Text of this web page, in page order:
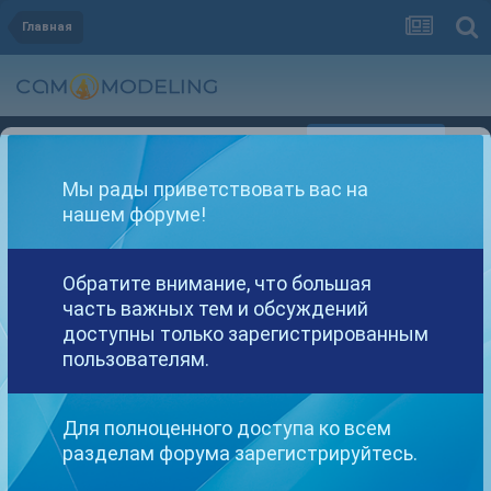
Главная
Уже зарегистрированы? Войти
Другие варианты поиска
Найдено: 1 результат
СОРТИРОВКА
Мы рады приветствовать вас на
нашем форуме!
Обратите внимание, что большая
часть важных тем и обсуждений
доступны только зарегистрированным
пользователям.
Для полноценного доступа ко всем
разделам форума зарегистрируйтесь.